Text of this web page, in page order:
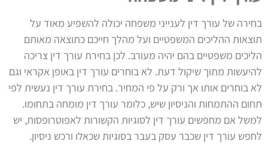
בחירה של עורך דין לענייני משפחה יכולה להשפיע מאוד על
תוצאות ההליכים המשפטיים ועל מהלך חייכם כתוצאה מאותם
הליכים משפטיים בהם יהיה מעורב. לכן בחירת עורך דין צריכה
להיעשות מתוך שיקול דעת. לא בוחרים עורך דין באופן אקראי וגם
לא בוחרים אותו אך ורק על פי המחיר. בחירת עורך דין נעשית לפי
תחום ההתמחות והניסיון שיש, כלומר עורך דין מומחה בתחומו.
למשל אם מחפשים עורך דין לסוגיות הקשורות לאפוטרופסות, יש
לחפש עורך דין שכבר עסק בעבר בסוגיות שכאלו ורכש ניסיון.